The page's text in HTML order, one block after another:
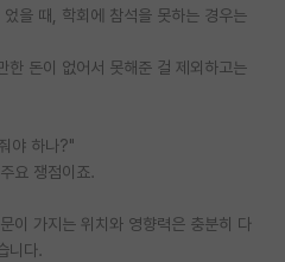
을 때, 학회에 참석을 못하는 경우는
한 돈이 없어서 못해준 걸 제외하고는
야 하나?"
요 쟁점이죠.
이 가지는 위치와 영향력은 충분히 다
니다.